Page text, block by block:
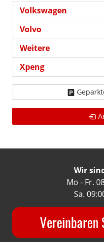
Volkswagen
Volvo
Weitere
Xpeng
Wir
Mo - Fr.
Sa.
Vereinbaren